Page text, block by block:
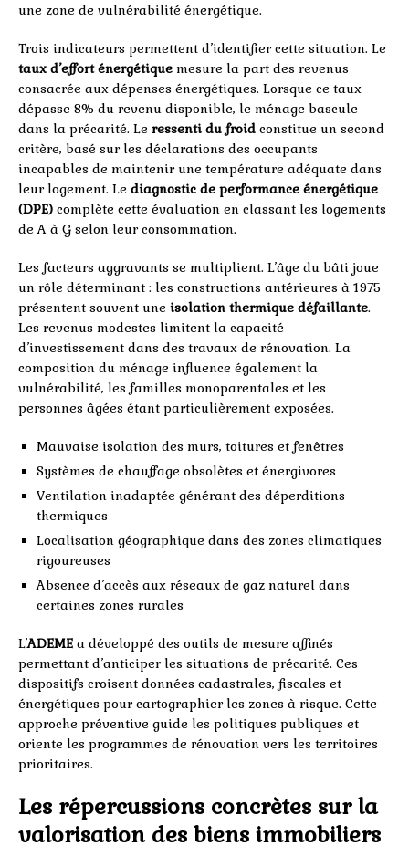
une zone de vulnérabilité énergétique.
Trois indicateurs permettent d’identifier cette situation. Le
taux d’effort énergétique mesure la part des revenus
consacrée aux dépenses énergétiques. Lorsque ce taux
dépasse 8% du revenu disponible, le ménage bascule
dans la précarité. Le ressenti du froid constitue un second
critère, basé sur les déclarations des occupants
incapables de maintenir une température adéquate dans
leur logement. Le diagnostic de performance énergétique
(DPE) complète cette évaluation en classant les logements
de A à G selon leur consommation.
Les facteurs aggravants se multiplient. L’âge du bâti joue
un rôle déterminant : les constructions antérieures à 1975
présentent souvent une isolation thermique défaillante.
Les revenus modestes limitent la capacité
d’investissement dans des travaux de rénovation. La
composition du ménage influence également la
vulnérabilité, les familles monoparentales et les
personnes âgées étant particulièrement exposées.
Mauvaise isolation des murs, toitures et fenêtres
Systèmes de chauffage obsolètes et énergivores
Ventilation inadaptée générant des déperditions
thermiques
Localisation géographique dans des zones climatiques
rigoureuses
Absence d’accès aux réseaux de gaz naturel dans
certaines zones rurales
L’ADEME a développé des outils de mesure affinés
permettant d’anticiper les situations de précarité. Ces
dispositifs croisent données cadastrales, fiscales et
énergétiques pour cartographier les zones à risque. Cette
approche préventive guide les politiques publiques et
oriente les programmes de rénovation vers les territoires
prioritaires.
Les répercussions concrètes sur la
valorisation des biens immobiliers